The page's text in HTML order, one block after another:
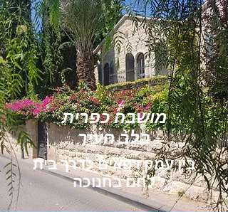
מושבה כפרית
בלב העיר
בין עמק רפאים לדרך בית
לחם בחנוכה